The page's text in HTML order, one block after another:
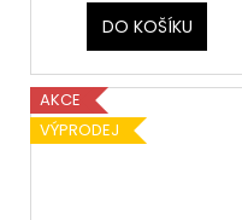
DO KOŠÍKU
AKCE
VÝPRODEJ